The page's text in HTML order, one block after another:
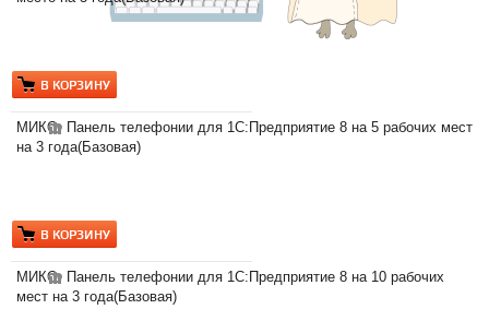
В КОРЗИНУ
МИКО: Панель телефонии для 1С:Предприятие 8 на 5 рабочих мест
на 3 года(Базовая)
В КОРЗИНУ
МИКО: Панель телефонии для 1С:Предприятие 8 на 10 рабочих
мест на 3 года(Базовая)